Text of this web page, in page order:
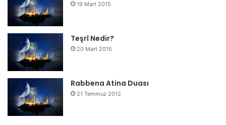
19 Mart 2015
Teşrî Nedir?
20 Mart 2015
Rabbena Atina Duası
21 Temmuz 2012